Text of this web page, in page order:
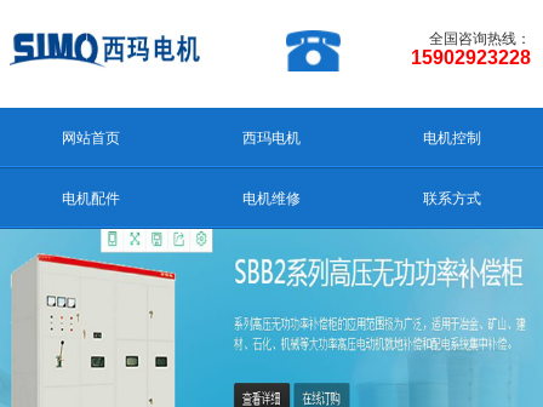
全国咨询热线：
15902923228
网站首页 西玛电机 电机控制
电机配件 电机维修 联系方式